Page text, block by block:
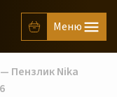
— Пензлик Nika